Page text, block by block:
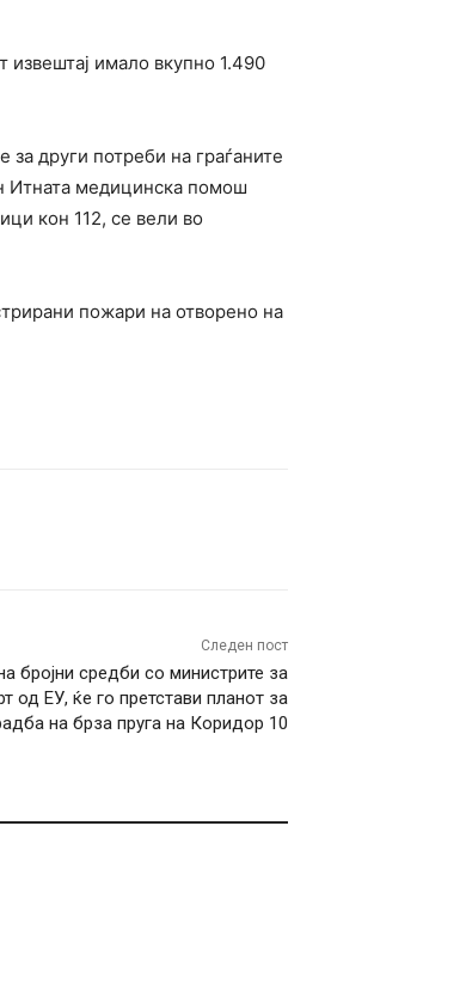
имало вкупно 1.490
други потреби на граѓаните
Итната медицинска помош
кон 112, се вели во
пожари на отворено на
Следен пост
бројни средби со министрите за
од ЕУ, ќе го претстави планот за
на брза пруга на Коридор 10